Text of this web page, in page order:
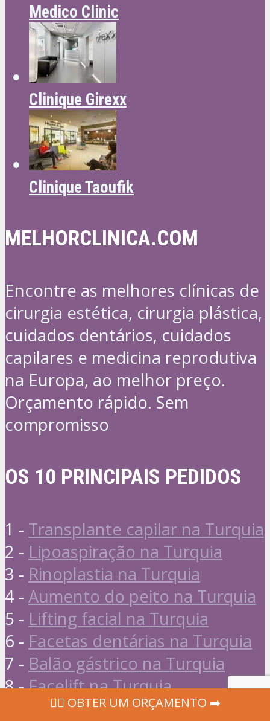
Medico Clinic
Clinique Girexx
Clinique Taoufik
MELHORCLINICA.COM
Encontre as melhores clínicas de
cirurgia estética, cirurgia plástica,
cuidados dentários, cuidados
capilares e medicina reprodutiva
na Europa, ao melhor preço.
Orçamento rápido. Sem
compromisso
OS 10 PRINCIPAIS PEDIDOS
1 - Transplante capilar na Turquia
2 - Lipoaspiração na Turquia
3 - Rinoplastia na Turquia
4 - Aumento do peito na Turquia
5 - Lifting facial na Turquia
6 - Facetas dentárias na Turquia
7 - Balão gástrico na Turquia
8 -Facelift na Turquia
Implantes dentários na
‍👩‍⚕ OBTER UM ORÇAMENTO ➡️